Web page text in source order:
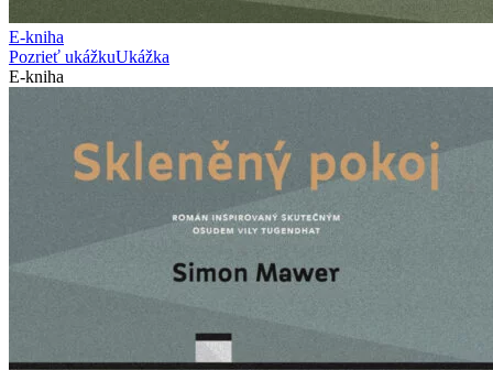
E-kniha
Pozrieť ukážkuUkážka
E-kniha